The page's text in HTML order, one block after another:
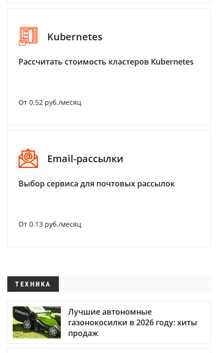
Kubernetes
Рассчитать стоимость кластеров Kubernetes
От 0.52 руб./месяц
Email-рассылки
Выбор сервиса для почтовых рассылок
От 0.13 руб./месяц
ТЕХНИКА
Лучшие автономные
газонокосилки в 2026 году: хиты
продаж